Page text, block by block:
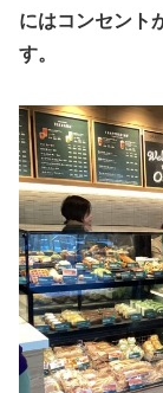
にはコンセント
す。